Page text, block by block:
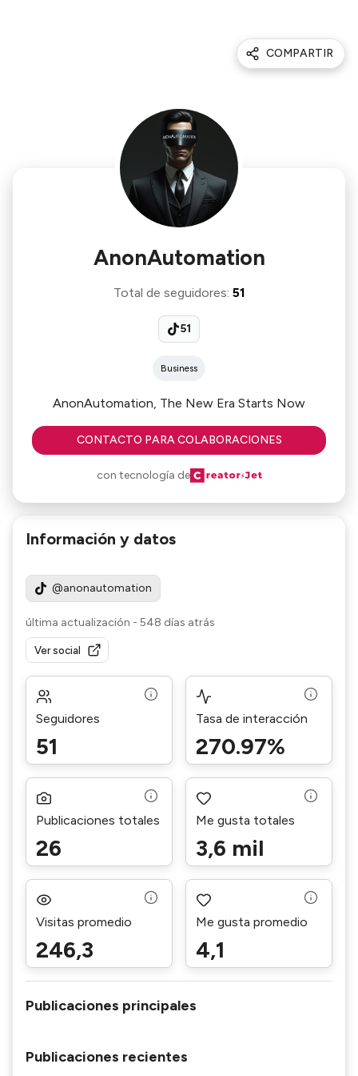
COMPARTIR
AnonAutomation
Total de seguidores: 51
51
Business
AnonAutomation, The New Era Starts Now
CONTACTO PARA COLABORACIONES
con tecnología de
Información y datos
@anonautomation
última actualización - 548 días atrás
Ver social
Seguidores
51
Tasa de interacción
270.97%
Publicaciones totales
26
Me gusta totales
3,6 mil
Visitas promedio
246,3
Me gusta promedio
4,1
Publicaciones principales
Publicaciones recientes